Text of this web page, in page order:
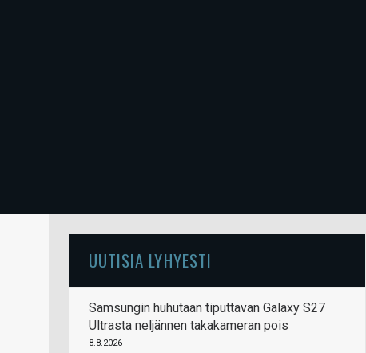
UUTISIA LYHYESTI
Samsungin huhutaan tiputtavan Galaxy S27
Ultrasta neljännen takakameran pois
8.8.2026